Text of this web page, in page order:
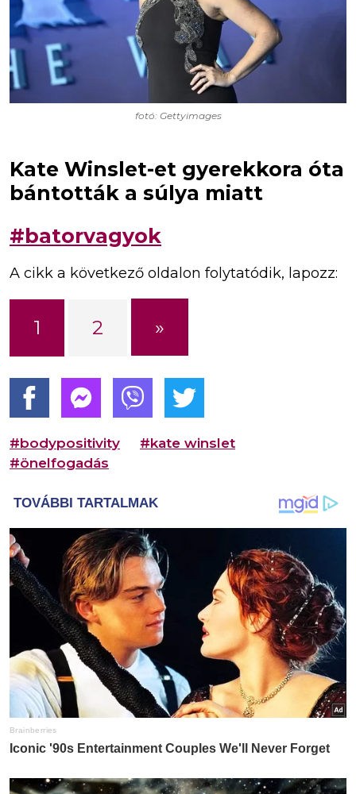
fotó: Gettyimages
Kate Winslet-et gyerekkora óta
bántották a súlya miatt
#batorvagyok
A cikk a következő oldalon folytatódik, lapozz:
1 2 »
#bodypositivity
#kate winslet
#önelfogadás